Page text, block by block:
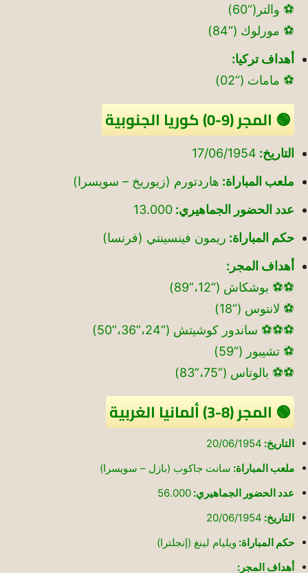
⚽ والتر(“60)
⚽ مورلوك (“84)
أهداف تركيا:
⚽ مامات (“02)
🟢 المجر (9-0) كوريا الجنوبية
التاريخ: 17/06/1954
ملعب المباراة: هاردتورم (زيوريخ – سويسرا)
عدد الحضور الجماهيري: 13.000
حكم المباراة: ريمون فينسينتي (فرنسا)
أهداف المجر:
⚽⚽ بوشكاش (“12،”89)
⚽ لانتوس (“18)
⚽⚽⚽ ساندور كوشيتش (“24،”36،”50)
⚽ تشيبور (“59)
⚽⚽ بالوتاس (“75،”83)
🟢 المجر (8-3) ألمانيا الغربية
التاريخ: 20/06/1954
ملعب المباراة: سانت جاكوب (بازل – سويسرا)
عدد الحضور الجماهيري: 56.000
التاريخ: 20/06/1954
حكم المباراة: ويليام لينغ (إنجلترا)
أهداف المجر: